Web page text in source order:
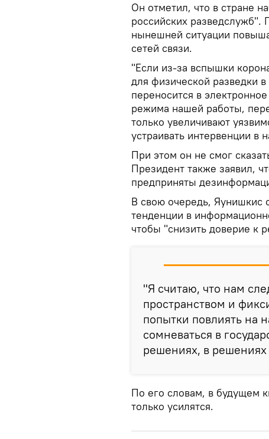
Он отметил, что в стране
российских разведслужб".
нынешней ситуации
сетей связи.
"Если из-за вспышки
для физической разведки в
переносится в
режима нашей работы,
только увеличивают
устраивать интервенции в
При этом он не смог
Президент также заявил,
предприняты
В свою очередь, Яунишкис
тенденции в
чтобы "снизить доверие к
"Я считаю, что нам
пространством и
попытки повлиять на
сомневаться в
решениях, в решениях
По его словам, в будущем
только усилятся.